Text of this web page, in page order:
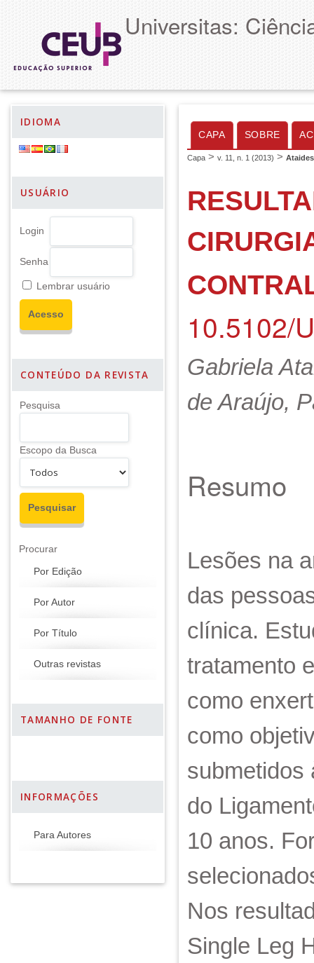
Universitas:
IDIOMA
USUÁRIO
Login
Senha
Lembrar usuário
CONTEÚDO DA REVISTA
Pesquisa
Escopo da Busca
Procurar
Por Edição
Por Autor
Por Título
Outras revistas
TAMANHO DE FONTE
INFORMAÇÕES
Para Autores
CAPA SOBRE
Capa > v. 11, n. 1 (2013) > Ataides
10.5102/
Gabriela
de Araújo,
Resumo
Lesões na
das
clínica.
tratamento
como
como
submetidos
do
10 anos.
Nos
Single Leg